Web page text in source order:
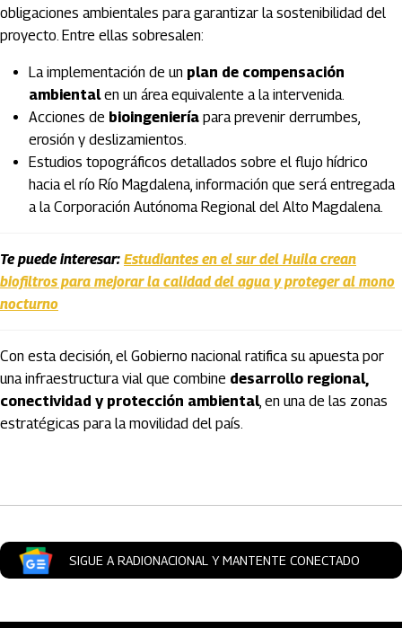
obligaciones ambientales para garantizar la sostenibilidad del
proyecto. Entre ellas sobresalen:
La implementación de un plan de compensación
ambientalen un área equivalente a la intervenida.
Acciones de bioingeniería para prevenir derrumbes,
erosión y deslizamientos.
Estudios topográficos detallados sobre el flujo hídrico
hacia el río Río Magdalena, información que será entregada
a laCorporación Autónoma Regional del Alto Magdalena.
Te puede interesar: Estudiantes en el sur del Huila crean
biofiltros para mejorar la calidad del agua y proteger al mono
nocturno
Con esta decisión, el Gobierno nacional ratifica su apuesta por
una infraestructura vial que combine desarrollo regional,
conectividad y protección ambiental, en una de las zonas
estratégicas para la movilidad del país.
SIGUE A RADIONACIONAL Y MANTENTE CONECTADO